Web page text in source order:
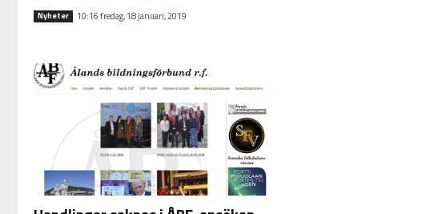
Nyheter 10:16 fredag, 18 januari, 2019